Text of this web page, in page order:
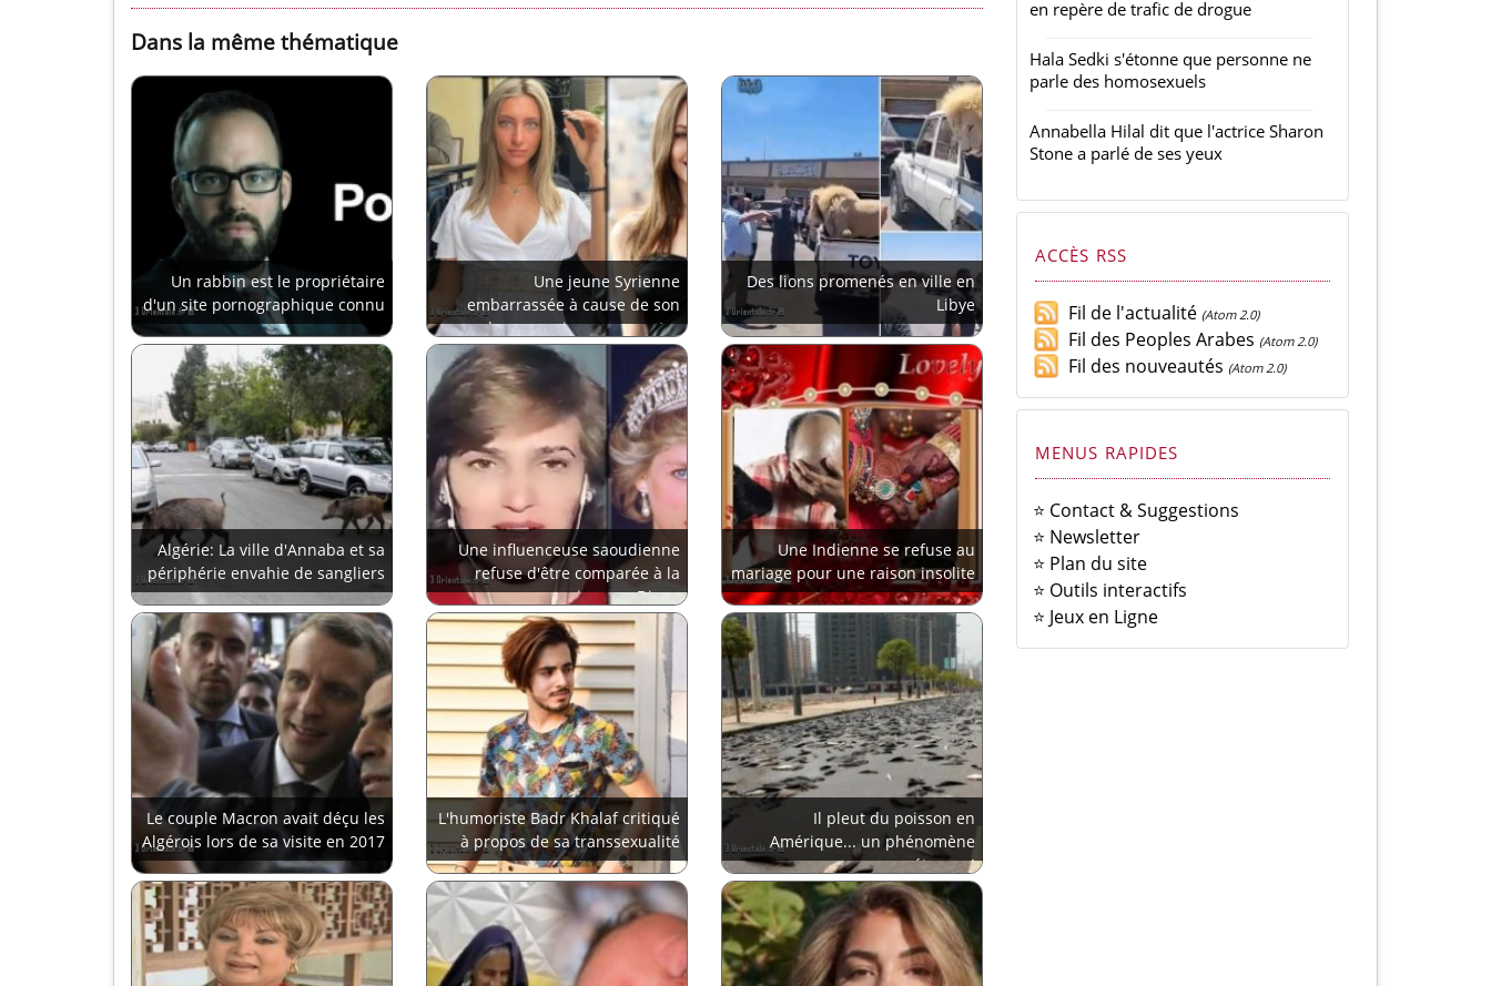
Dans la même thématique
Un rabbin est le propriétaire
d'un site pornographique connu
Une jeune Syrienne
embarrassée à cause de son
homonymie avec une star
Des lions promenés en ville en
Libye
Algérie: La ville d'Annaba et sa
périphérie envahie de sangliers
Une influenceuse saoudienne
refuse d'être comparée à la
princesse Diana
Une Indienne se refuse au
mariage pour une raison insolite
Le couple Macron avait déçu les
Algérois lors de sa visite en 2017
L'humoriste Badr Khalaf critiqué
à propos de sa transsexualité
Il pleut du poisson en
Amérique... un phénomène
étrange!
en repère de trafic de drogue
Hala Sedki s'étonne que personne ne
parle des homosexuels
Annabella Hilal dit que l'actrice Sharon
Stone a parlé de ses yeux
ACCÈS RSS
Fil de l'actualité (Atom 2.0)
Fil des Peoples Arabes (Atom 2.0)
Fil des nouveautés (Atom 2.0)
MENUS RAPIDES
⭐ Contact & Suggestions
⭐ Newsletter
⭐ Plan du site
⭐ Outils interactifs
⭐ Jeux en Ligne